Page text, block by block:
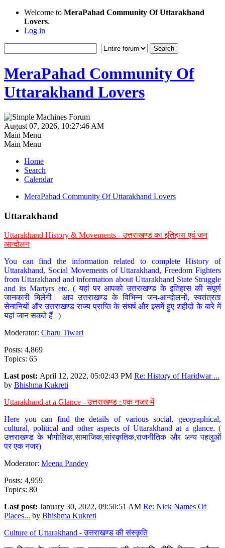
Welcome to MeraPahad Community Of Uttarakhand
Lovers.
Log in
MeraPahad Community Of
Uttarakhand Lovers
August 07, 2026, 10:27:46 AM
Main Menu
Main Menu
Home
Search
Calendar
MeraPahad Community Of Uttarakhand Lovers
Uttarakhand
Uttarakhand History & Movements - उत्तराखण्ड का इतिहास एवं जन
आन्दोलन
You can find the information related to complete History of
Uttarakhand, Social Movements of Uttarakhand, Freedom Fighters
from Uttarakhand and information about Uttarakhand State Struggle
and its Martyrs etc. ( यहां पर आपको उत्तराखण्ड के इतिहास की संपूर्ण
जानकारी मिलेगी। आप उत्तराखण्ड के विभिन्न जन-आन्दोलनों, स्वतंत्रता
सेनानियों और उत्तराखण्ड राज्य प्राप्ति के संघर्ष और इसमें हुए शहीदों के बारे में
यहां जान सकते हैं।)
Moderator: Charu Tiwari
Posts: 4,869
Topics: 65
Last post: April 12, 2022, 05:02:43 PM Re: History of Haridwar ...
by Bhishma Kukreti
Uttarakhand at a Glance - उत्तराखण्ड : एक नजर में
Here you can find the details of various social, geographical,
cultural, political and other aspects of Uttarakhand at a glance. (
उत्तराखण्ड के भौगोलिक,सामाजिक,सांस्कृतिक,राजनीतिक और अन्य पहलुओं
पर एक नजर)
Moderator: Meena Pandey
Posts: 4,959
Topics: 80
Last post: January 30, 2022, 09:50:51 AM Re: Nick Names Of
Places... by Bhishma Kukreti
Culture of Uttarakhand - उत्तराखण्ड की संस्कृति